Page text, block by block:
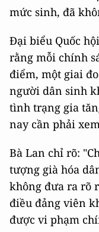
mức sinh, đã
Đại biểu Quốc
rằng mỗi chính
điểm, một giai
người dân sinh
tình trạng gia
nay cần phải
Bà Lan chỉ rõ:
tượng già hóa
không đưa ra rõ
điều đảng viên
được vi phạm